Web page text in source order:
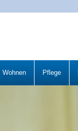
Wohnen Pflege